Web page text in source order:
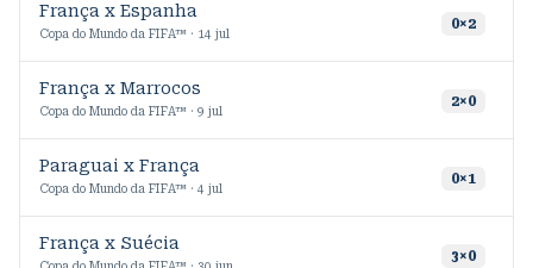
França x Espanha
Copa do Mundo da FIFA™ · 14 jul
0×2
França x Marrocos
Copa do Mundo da FIFA™ · 9 jul
2×0
Paraguai x França
Copa do Mundo da FIFA™ · 4 jul
0×1
França x Suécia
3×0